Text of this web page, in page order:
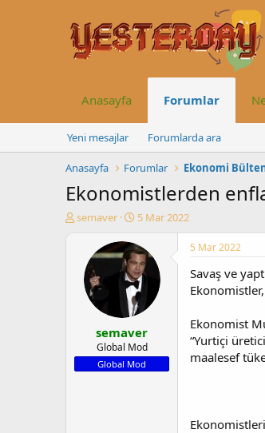
Anasayfa Forumlar
Yeni mesajlar Forumlarda ara
Anasayfa Forumlar Ekonomi
Ekonomistlerden
K
a
t
semaver
B
ş
l
a
n
g
ı
ç
t
a
r
5 Mar 2022
semaver
Global Mod
Global Mod
5 Mar 2022
Savaş ve
Ekonomist
“Yurtiçi
maalesef